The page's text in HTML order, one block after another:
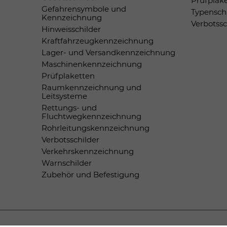
Gefahrensymbole und
Kennzeichnung
Hinweisschilder
Kraftfahrzeugkennzeichnung
Lager- und Versandkennzeichnung
Maschinenkennzeichnung
Prüfplaketten
Raumkennzeichnung und
Leitsysteme
Rettungs- und
Fluchtwegkennzeichnung
Rohrleitungskennzeichnung
Verbotsschilder
Verkehrskennzeichnung
Warnschilder
Zubehör und Befestigung